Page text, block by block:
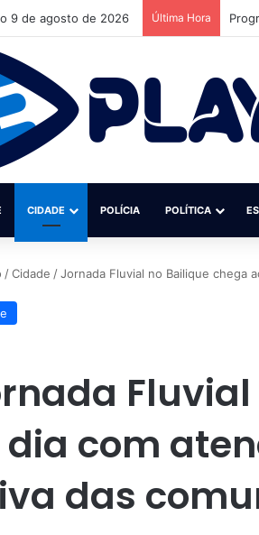
9 de agosto de 2026 Última Hora MPF
CIDADE POLÍCIA POLÍTICA
/Cidade /Jornada Fluvial no Bailique chega
dia com
das